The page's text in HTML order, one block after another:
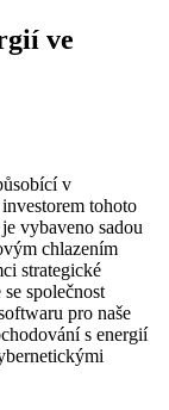
ve
v
tohoto
vybaveno sadou
chlazením
strategické
společnost
pro naše
s energií